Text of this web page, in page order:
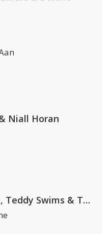
Niall Horan
David Guetta, Teddy Swims & Tones And I